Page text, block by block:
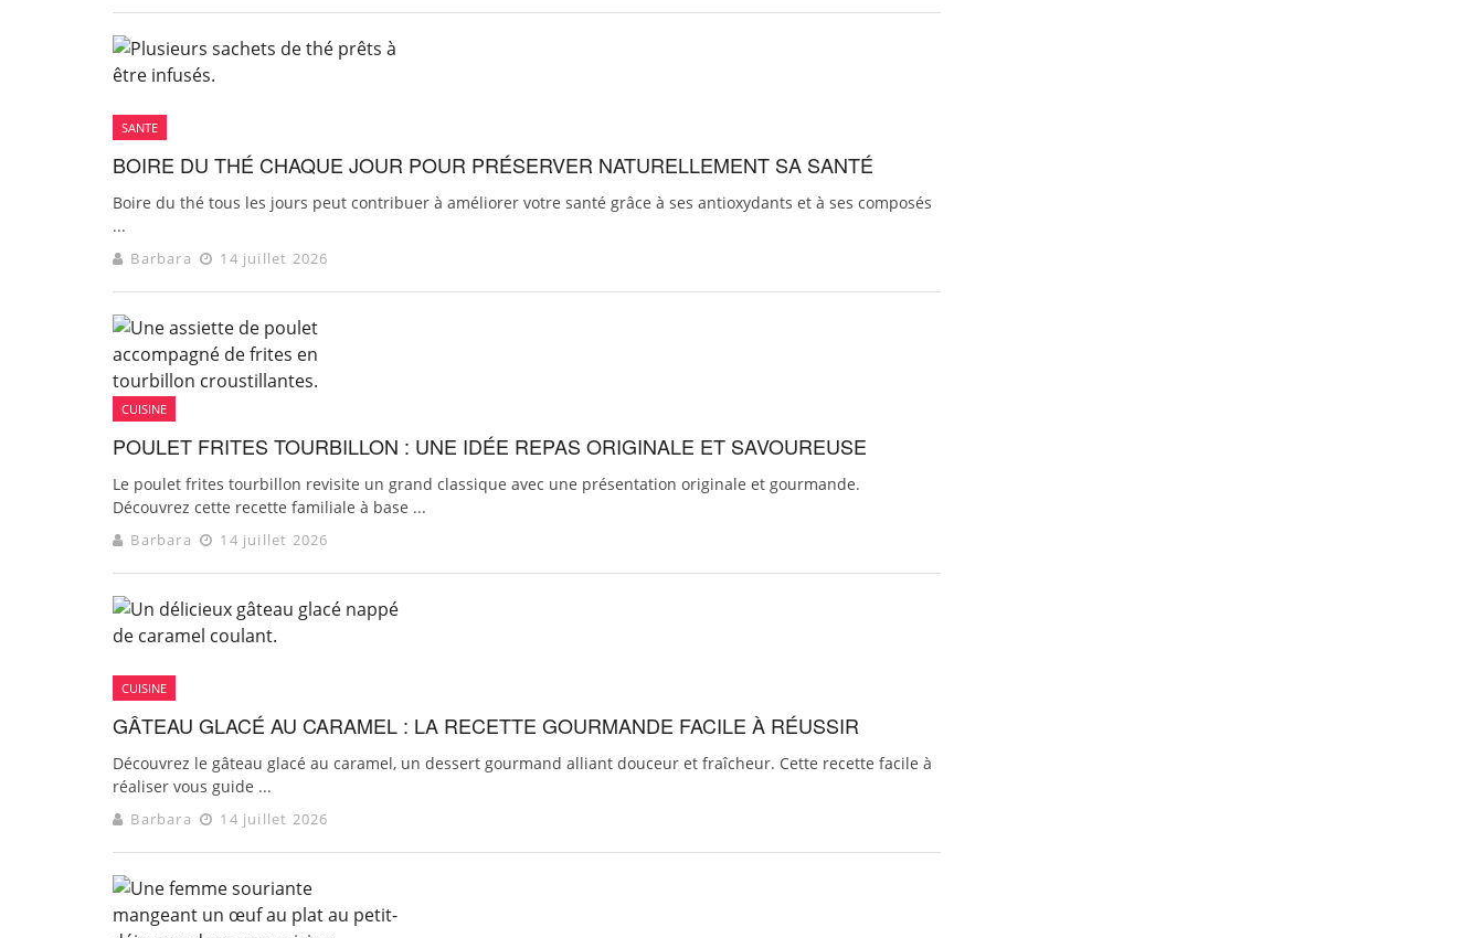
SANTE
BOIRE DU THÉ CHAQUE JOUR POUR PRÉSERVER NATURELLEMENT SA SANTÉ
Boire du thé tous les jours peut contribuer à améliorer votre santé grâce à ses antioxydants et à ses composés
...
Barbara 14 juillet 2026
CUISINE
POULET FRITES TOURBILLON : UNE IDÉE REPAS ORIGINALE ET SAVOUREUSE
Le poulet frites tourbillon revisite un grand classique avec une présentation originale et gourmande.
Découvrez cette recette familiale à base ...
Barbara 14 juillet 2026
CUISINE
GÂTEAU GLACÉ AU CARAMEL : LA RECETTE GOURMANDE FACILE À RÉUSSIR
Découvrez le gâteau glacé au caramel, un dessert gourmand alliant douceur et fraîcheur. Cette recette facile à
réaliser vous guide ...
Barbara 14 juillet 2026